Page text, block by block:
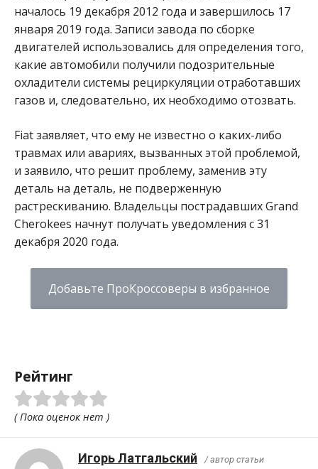
началось 19 декабря 2012 года и завершилось 17
января 2019 года. Записи завода по сборке
двигателей использовались для определения того,
какие автомобили получили подозрительные
охладители системы рециркуляции отработавших
газов и, следовательно, их необходимо отозвать.
Fiat заявляет, что ему не известно о каких-либо
травмах или авариях, вызванных этой проблемой,
и заявило, что решит проблему, заменив эту
деталь на деталь, не подверженную
растрескиванию. Владельцы пострадавших Grand
Cherokees начнут получать уведомления с 31
декабря 2020 года.
Добавьте ПроКроссоверы в избранное
Рейтинг
( Пока оценок нет )
Игорь Латгальский / автор статьи